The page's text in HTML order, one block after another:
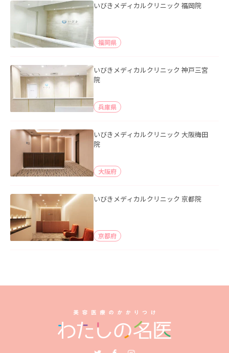
いびきメディカルクリニック 福岡院
福岡県
いびきメディカルクリニック 神戸三宮
院
兵庫県
いびきメディカルクリニック 大阪梅田
院
大阪府
いびきメディカルクリニック 京都院
京都府